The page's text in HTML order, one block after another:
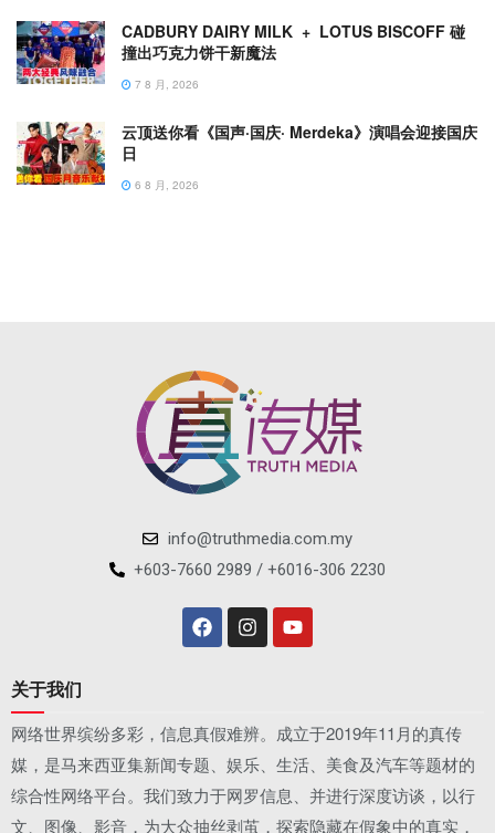
CADBURY DAIRY MILK + LOTUS BISCOFF 碰
撞出巧克力饼干新魔法
7 8 月, 2026
云顶送你看《国声·国庆· Merdeka》演唱会迎接国庆
日
6 8 月, 2026
info@truthmedia.com.my
+603-7660 2989 / +6016-306 2230
关于我们
网络世界缤纷多彩，信息真假难辨。成立于2019年11月的真传
媒，是马来西亚集新闻专题、娱乐、生活、美食及汽车等题材的
综合性网络平台。我们致力于网罗信息、并进行深度访谈，以行
文、图像、影音，为大众抽丝剥茧，探索隐藏在假象中的真实，